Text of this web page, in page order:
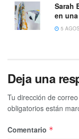
Sarah
en
5
Deja una
Tu dirección de
obligatorios están
Comentario *